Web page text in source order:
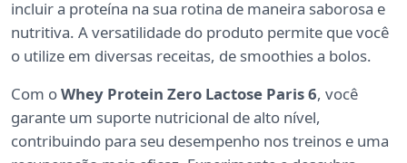
incluir a proteína na sua rotina de maneira saborosa e
nutritiva. A versatilidade do produto permite que você
o utilize em diversas receitas, de smoothies a bolos.
Com oWhey Protein Zero Lactose Paris 6, você
garante um suporte nutricional de alto nível,
contribuindo para seu desempenho nos treinos e uma